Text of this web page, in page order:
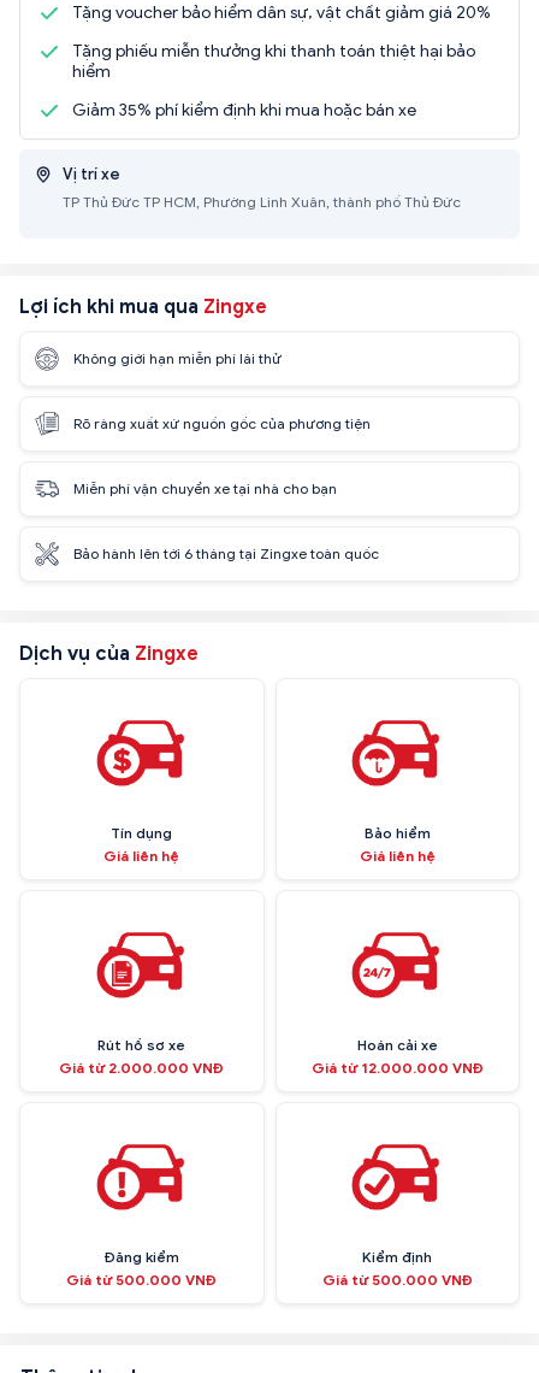
Tặng voucher bảo hiểm dân sự, vật chất giảm giá 20%
Tặng phiếu miễn thưởng khi thanh toán thiệt hại bảo
hiểm
Giảm 35% phí kiểm định khi mua hoặc bán xe
Vị trí xe
TP Thủ Đức TP HCM, Phường Linh Xuân, thành phố Thủ Đức
Lợi ích khi mua qua Zingxe
Không giới hạn miễn phí lái thử
Rõ ràng xuất xứ nguồn gốc của phương tiện
Miễn phí vận chuyển xe tại nhà cho bạn
Bảo hành lên tới 6 tháng tại Zingxe toàn quốc
Dịch vụ của Zingxe
Tín dụng
Giá liên hệ
Bảo hiểm
Giá liên hệ
Rút hồ sơ xe
Giá từ 2.000.000 VNĐ
Hoán cải xe
Giá từ 12.000.000 VNĐ
Đăng kiểm
Giá từ 500.000 VNĐ
Kiểm định
Giá từ 500.000 VNĐ